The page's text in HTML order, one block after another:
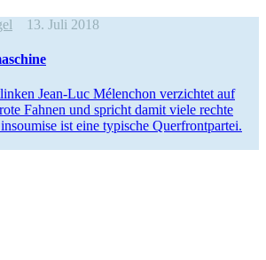
13. Juli 2018
Jean-Luc Mélenchon verzichtet auf
Fahnen und spricht damit viele rechte
ist eine typische Querfront­partei.